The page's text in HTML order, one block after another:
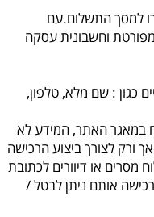
למסך התשלום.עם
וחשבונית עסקה
כגון : שם מלא, טלפון,
במאגר האתר, המידע לא
ורק לצורך ביצוע הרכישה
מסרים או דיוורים לכתובת
אותם ניתן לבטל /